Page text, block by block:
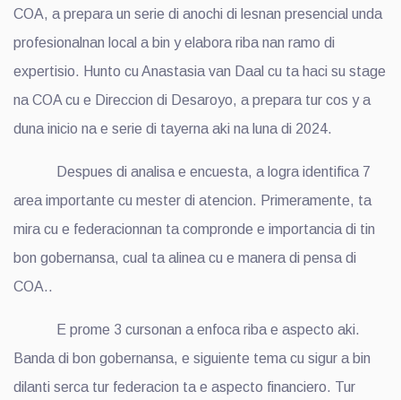
COA, a prepara un serie di anochi di lesnan presencial unda
profesionalnan local a bin y elabora riba nan ramo di
expertisio. Hunto cu Anastasia van Daal cu ta haci su stage
na COA cu e Direccion di Desaroyo, a prepara tur cos y a
duna inicio na e serie di tayerna aki na luna di 2024.
Despues di analisa e encuesta, a logra identifica 7
area importante cu mester di atencion. Primeramente, ta
mira cu e federacionnan ta compronde e importancia di tin
bon gobernansa, cual ta alinea cu e manera di pensa di
COA..
E prome 3 cursonan a enfoca riba e aspecto aki.
Banda di bon gobernansa, e siguiente tema cu sigur a bin
dilanti serca tur federacion ta e aspecto financiero. Tur